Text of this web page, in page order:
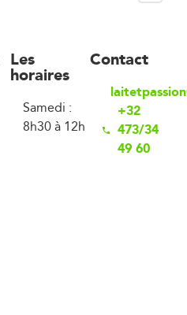
Les
horaires
Samedi :
8h30 à 12h
Contact
+32
473/34
49 60